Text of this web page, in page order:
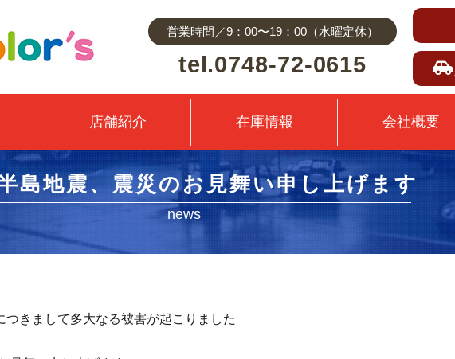
営業時間／9：00〜19：00（水曜定休）
tel.0748-72-0615
店舗紹介 在庫情報 会社概要
島地震、震災のお見舞い申し上げます
news
きまして多大なる被害が起こりました